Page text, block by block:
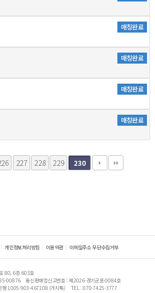
매칭완료
매칭완료
매칭완료
매칭완료
227 228 229 230
개인정보처리방침 이용약관 이메일주소 무단수집거부
80, 6층 603호
00876
통신판매업신고번호 : 제2026-경기군포-0084호
행 1005-903-467108 (가치톡)
TEL : 070-7425-3777